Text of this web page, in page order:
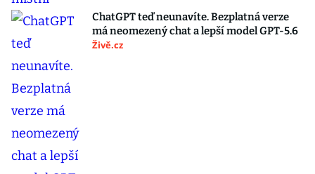
ChatGPT teď neunavíte. Bezplatná verze
má neomezený chat a lepší model GPT-5.6
Živě.cz